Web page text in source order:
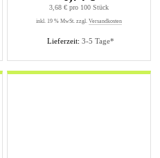
Lieferzeit: 3-5 Tage*
3,68 € pro 100 Stück
inkl. 19 % MwSt. zzgl. Versandkosten